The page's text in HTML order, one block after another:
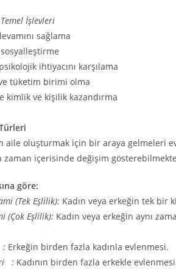
İşlevleri
sağlama
sosyalleştirme
ihtiyacını karşılama
tüketim birimi olma
kimlik ve kişilik kazandırma
aile oluşturmak için bir araya gelmeleri
zaman içerisinde değişim
göre:
(Tek Eşlilik): Kadın veya erkeğin tek bir
(Çok Eşlilik): Kadın veya erkeğin aynı
: Erkeğin birden fazla kadınla evlenmesi.
: Kadının birden fazla erkekle